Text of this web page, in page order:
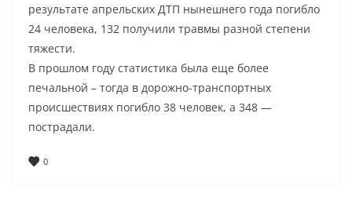
результате апрельских ДТП нынешнего года погибло
24 человека, 132 получили травмы разной степени
тяжести.
В прошлом году статистика была еще более
печальной – тогда в дорожно-транспортных
происшествиях погибло 38 человек, а 348 —
пострадали.
0